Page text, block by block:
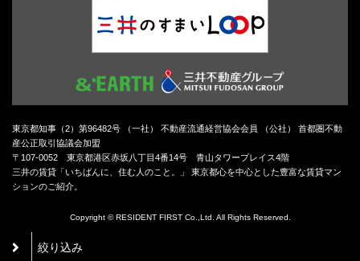
絞り込み
東京都知事（2）第96482号 （一社） 不動産流通経営協会会員 （公社） 首都圏不動
産公正取引協議会加盟
〒107-0052 東京都港区赤坂八丁目4番14号 青山タワープレイス4階
三井の賃貸「いちばんに、住む人のこと。」 東京都心を中心とした豊富な賃貸マン
ションのご紹介。
Copyright © RESIDENT FIRST Co.,Ltd. All Rights Reserved.